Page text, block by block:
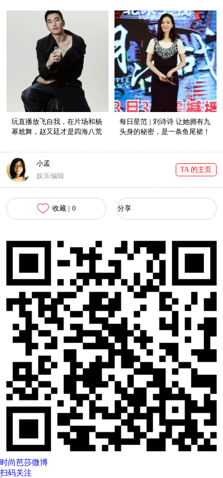
玩直播放飞自我，在片场和杨
幂尬舞，赵又廷才是四海八荒
每日星范 | 刘诗诗 让她拥有九
头身的秘密，是一条鱼尾裙！
小孟
娱乐编辑
TA 的主页
收藏 | 0 分享
时尚芭莎微博
扫码关注